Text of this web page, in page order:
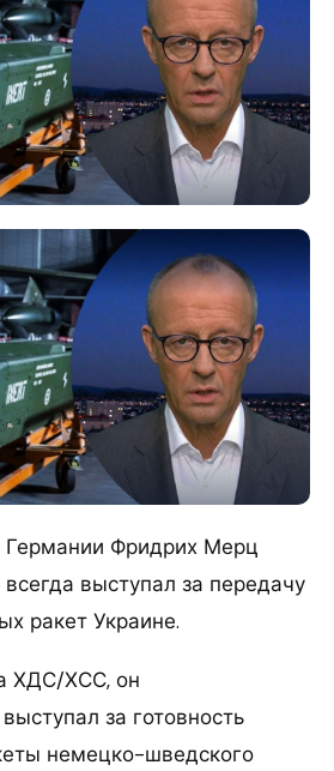
Германии Фридрих Мерц
всегда выступал за передачу
ракет Украине.
ХДС/ХСС, он
за готовность
немецко-шведского